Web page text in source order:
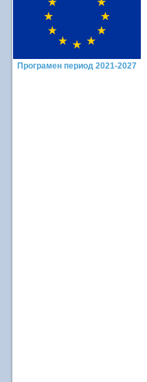
Програмен период 2021-2027